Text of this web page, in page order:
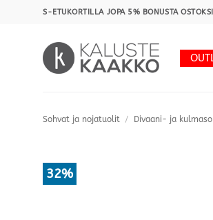
S-ETUKORTILLA JOPA 5% BONUSTA
Sohvat ja nojatuolit / Divaani- ja
32%